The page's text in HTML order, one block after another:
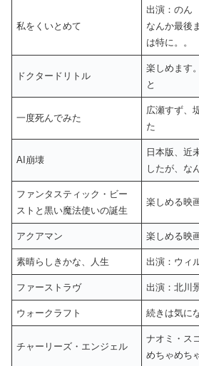
私をくいとめて
出演：のん
なんか最後
は特に。。
ドクタードリトル
楽しめます
と
一度死んでみた
広瀬すず、
た
AI崩壊
日本版、近
したが、な
ファンタスティック・ビー
ストと黒い魔法使いの誕生
楽しめる映
アクアマン 楽しめる映
素晴らしきかな、人生 出演：ウィ
ファーストラヴ 出演：北川
ウォークラフト 続きは気に
チャーリーズ・エンジェル
ナオミ・ス
めちゃめち